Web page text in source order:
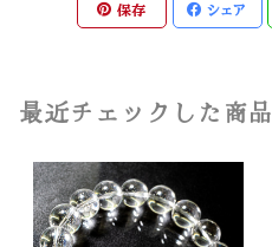
保存 シェア
最近チェックした商品